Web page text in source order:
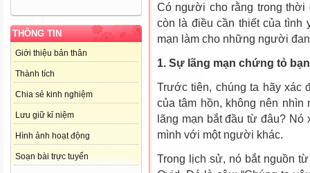
THÔNG TIN
Giới thiệu bản thân
Thành tích
Chia sẻ kinh nghiệm
Lưu giữ kỉ niệm
Hình ảnh hoạt động
Soạn bài trực tuyến
Có người cho rằng trong thời
còn là điều cần thiết của tình
mạn làm cho những người
1. Sự lãng mạn chứng tỏ
Trước tiên, chúng ta hãy xác
của tâm hồn, không nên nhìn
lãng mạn bắt đầu từ đâu? Nó
mình với một người khác.
Trong lịch sử, nó bắt nguồn